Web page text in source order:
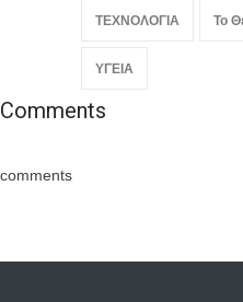
ΤΕΧΝΟΛΟΓΙΑ Το
ΥΓΕΙΑ
Comments
comments